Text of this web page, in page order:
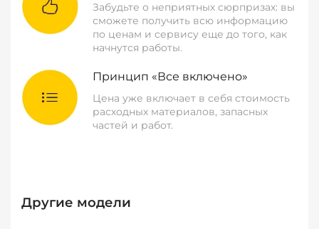
Забудьте о неприятных сюрпризах: вы
сможете получить всю информацию
по ценам и сервису еще до того, как
начнутся работы.
Принцип «Все включено»
Цена уже включает в себя стоимость
расходных материалов, запасных
частей и работ.
Другие модели